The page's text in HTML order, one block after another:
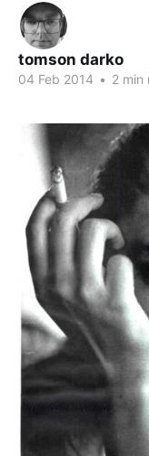
tomson darko
04 Feb 2014 • 2 min